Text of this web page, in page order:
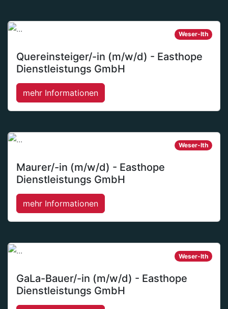
Quereinsteiger/-in (m/w/d) - Easthope
Dienstleistungs GmbH
Weser-Ith
mehr Informationen
Maurer/-in (m/w/d) - Easthope
Dienstleistungs GmbH
Weser-Ith
mehr Informationen
GaLa-Bauer/-in (m/w/d) - Easthope
Dienstleistungs GmbH
Weser-Ith